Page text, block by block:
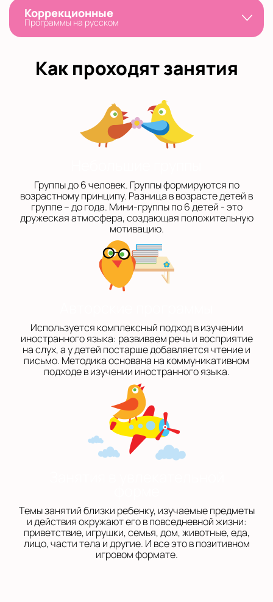
Коррекционные
Программы на русском
Как проходят занятия
Группы до 6 человек. Группы формируются по
возрастному принципу. Разница в возрасте детей в
группе – до года. Мини-группы по 6 детей - это
дружеская атмосфера, создающая положительную
мотивацию.
Используется комплексный подход в изучении
иностранного языка: развиваем речь и восприятие
на слух, а у детей постарше добавляется чтение и
письмо. Методика основана на коммуникативном
подходе в изучении иностранного языка.
Темы занятий близки ребенку, изучаемые предметы
и действия окружают его в повседневной жизни:
приветствие, игрушки, семья, дом, животные, еда,
лицо, части тела и другие. И все это в позитивном
игровом формате.